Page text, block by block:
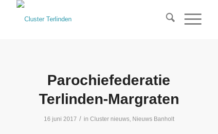
Parochiefederatie
Terlinden-Margraten
16 juni 2017 / in Cluster nieuws, Nieuws Banholt